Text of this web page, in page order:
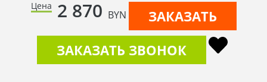
Цена 2 870 BYN
ЗАКАЗАТЬ
ЗАКАЗАТЬ ЗВОНОК